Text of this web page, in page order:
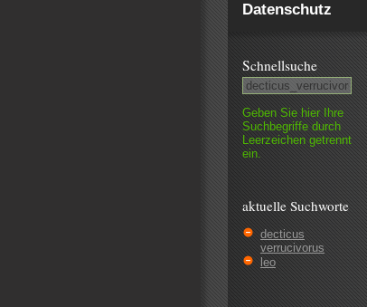
Datenschutz
Schnell­suche
Geben Sie hier Ihre
Such­begriffe durch
Leer­zeichen getrennt
ein.
aktuelle Suchworte
decticus
verrucivorus
leo